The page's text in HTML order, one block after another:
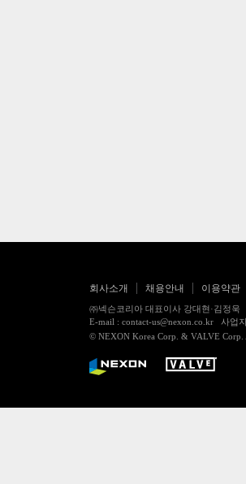
회사소개 채용안내 이용약관
㈜넥슨코리아 대표이사 강대현·김정
E-mail : contact-us@nexon.co.kr 사
© NEXON Korea Corp. & VALVE Corp.